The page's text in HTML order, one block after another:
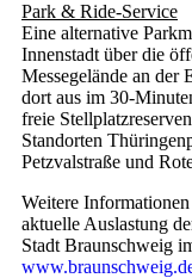
Park & Ride-Service
Eine alternative
Innenstadt über die
Messegelände an der
dort aus im 30-
freie
Standorten
Petzvalstraße und
Weitere
aktuelle Auslastung
Stadt Braunschweig